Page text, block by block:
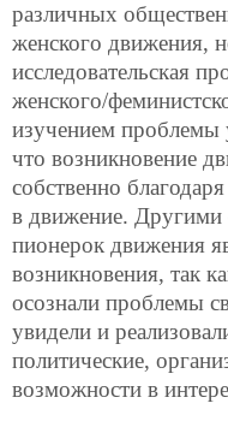
различных
женского движения,
исследовательская
женского/
изучением проблемы
что возникновение
собственно
в движение. Другими
пионерок движения
возникновения, так
осознали проблемы
увидели и
политические,
возможности в